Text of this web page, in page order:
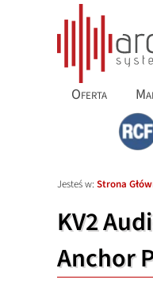
Oferta
Jesteś w: Strona
KV2
Anchor